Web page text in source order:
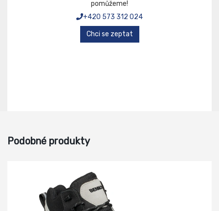
pomůžeme!
+420 573 312 024
Chci se zeptat
Podobné produkty